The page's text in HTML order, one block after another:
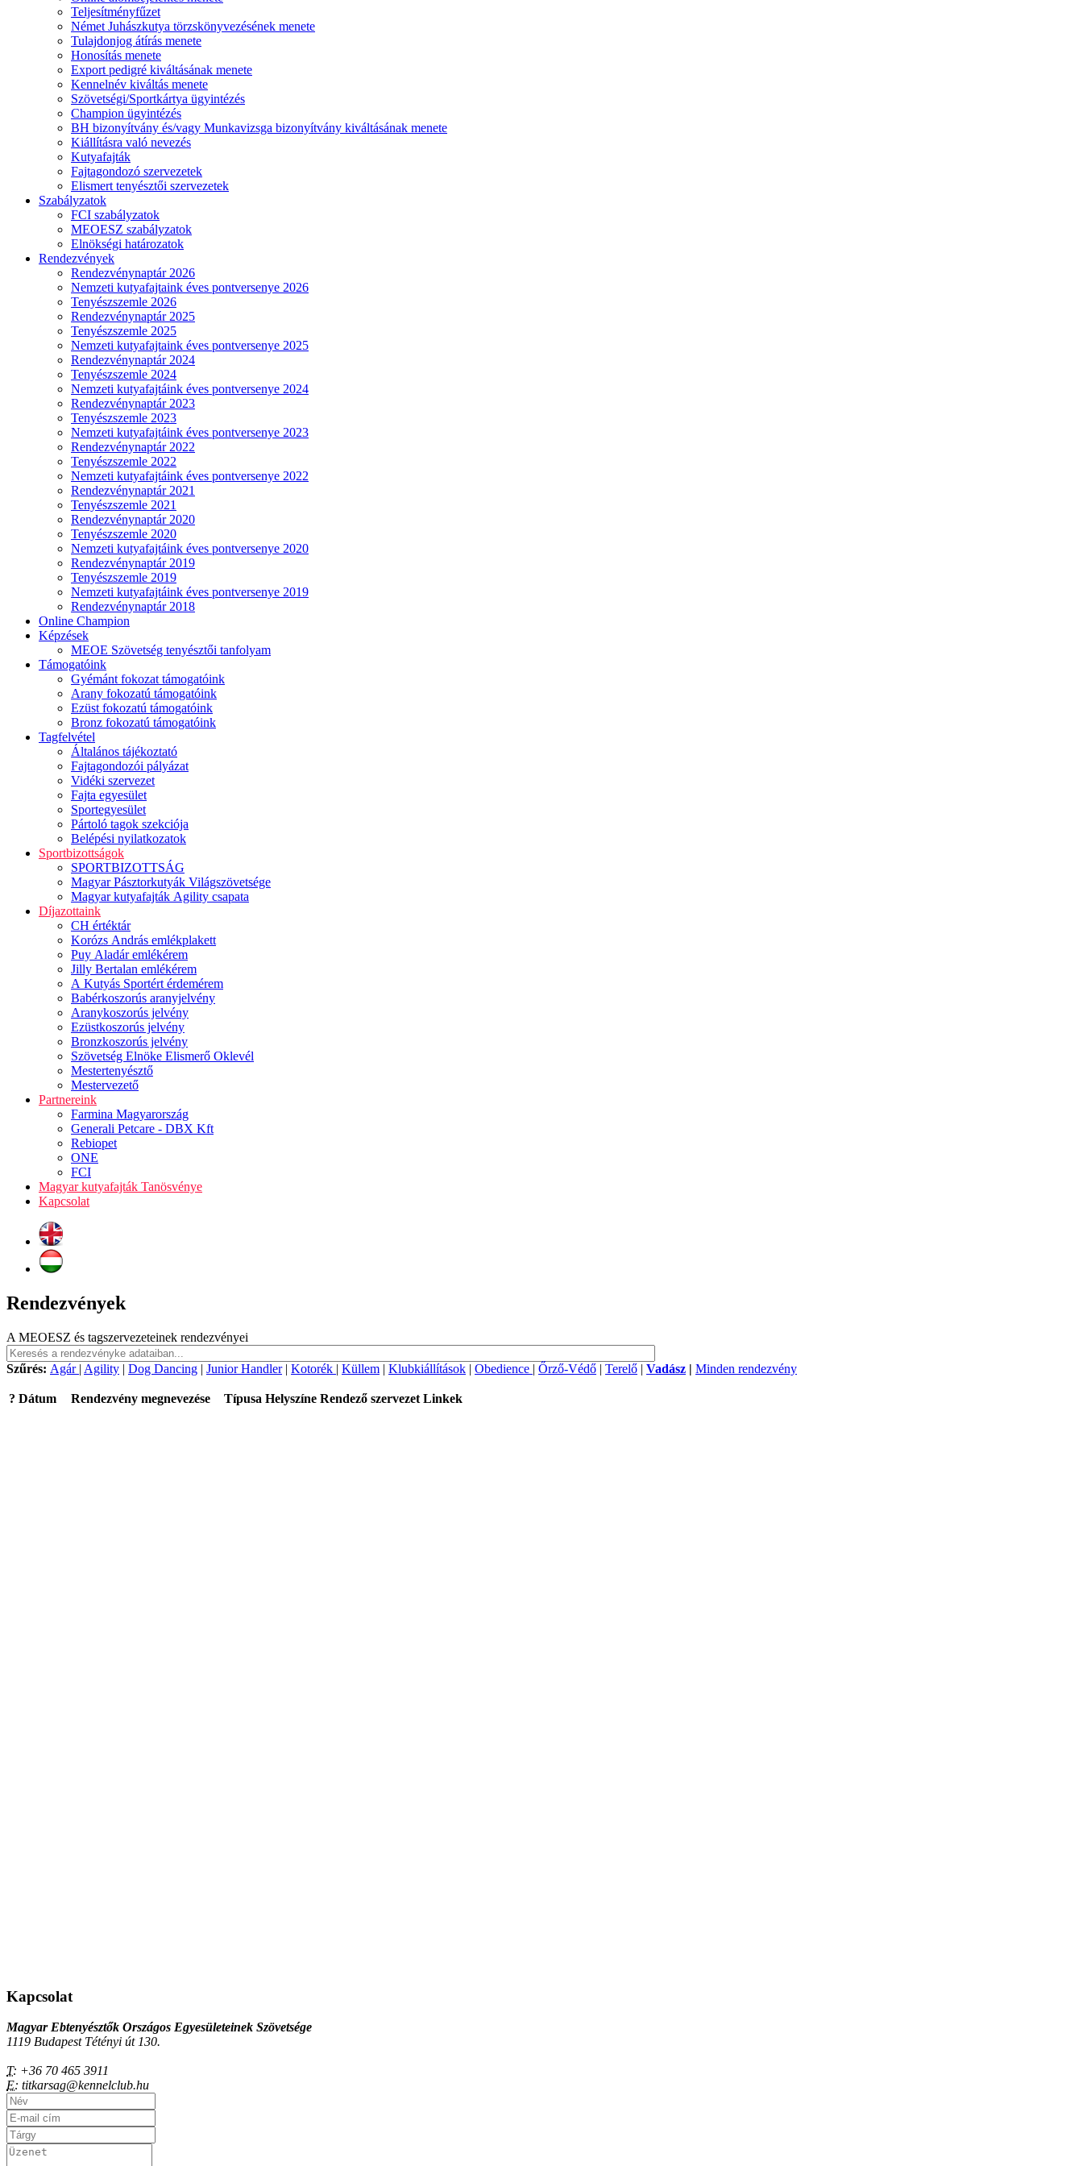
Teljesítményfűzet
Német Juhászkutya törzskönyvezésének menete
Tulajdonjog átírás menete
Honosítás menete
Export pedigré kiváltásának menete
Kennelnév kiváltás menete
Szövetségi/Sportkártya ügyintézés
Champion ügyintézés
BH bizonyítvány és/vagy Munkavizsga bizonyítvány kiváltásának menete
Kiállításra való nevezés
Kutyafajták
Fajtagondozó szervezetek
Elismert tenyésztői szervezetek
Szabályzatok
FCI szabályzatok
MEOESZ szabályzatok
Elnökségi határozatok
Rendezvények
Rendezvénynaptár 2026
Nemzeti kutyafajtaink éves pontversenye 2026
Tenyészszemle 2026
Rendezvénynaptár 2025
Tenyészszemle 2025
Nemzeti kutyafajtaink éves pontversenye 2025
Rendezvénynaptár 2024
Tenyészszemle 2024
Nemzeti kutyafajtáink éves pontversenye 2024
Rendezvénynaptár 2023
Tenyészszemle 2023
Nemzeti kutyafajtáink éves pontversenye 2023
Rendezvénynaptár 2022
Tenyészszemle 2022
Nemzeti kutyafajtáink éves pontversenye 2022
Rendezvénynaptár 2021
Tenyészszemle 2021
Rendezvénynaptár 2020
Tenyészszemle 2020
Nemzeti kutyafajtáink éves pontversenye 2020
Rendezvénynaptár 2019
Tenyészszemle 2019
Nemzeti kutyafajtáink éves pontversenye 2019
Rendezvénynaptár 2018
Online Champion
Képzések
MEOE Szövetség tenyésztői tanfolyam
Támogatóink
Gyémánt fokozat támogatóink
Arany fokozatú támogatóink
Ezüst fokozatú támogatóink
Bronz fokozatú támogatóink
Tagfelvétel
Általános tájékoztató
Fajtagondozói pályázat
Vidéki szervezet
Fajta egyesület
Sportegyesület
Pártoló tagok szekciója
Belépési nyilatkozatok
Sportbizottságok
SPORTBIZOTTSÁG
Magyar Pásztorkutyák Világszövetsége
Magyar kutyafajták Agility csapata
Díjazottaink
CH értéktár
Korózs András emlékplakett
Puy Aladár emlékérem
Jilly Bertalan emlékérem
A Kutyás Sportért érdemérem
Babérkoszorús aranyjelvény
Aranykoszorús jelvény
Ezüstkoszorús jelvény
Bronzkoszorús jelvény
Szövetség Elnöke Elismerő Oklevél
Mestertenyésztő
Mestervezető
Partnereink
Farmina Magyarország
Generali Petcare - DBX Kft
Rebiopet
ONE
FCI
Magyar kutyafajták Tanösvénye
Kapcsolat
Rendezvények
A MEOESZ és tagszervezeteinek rendezvényei
Szűrés: Agár | Agility | Dog Dancing | Junior Handler| Kotorék | Küllem | Klubkiállítások | Obedience | Őrző-Védő | Terelő | Vadász | Minden rendezvény
? Dátum Rendezvény megnevezése Típusa Helyszíne Rendező szervezet Linkek
Kapcsolat
Magyar Ebtenyésztők Országos Egyesületeinek Szövetsége
1119 Budapest Tétényi út 130.
T: +36 70 465 3911
E: titkarsag@kennelclub.hu